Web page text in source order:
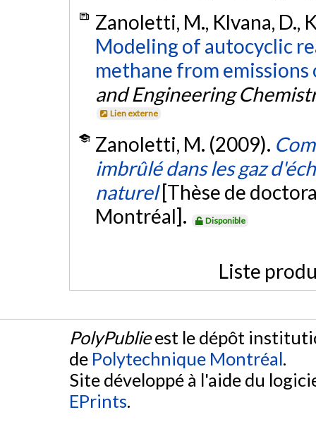
Zanoletti, M., Klvana, D.,
Modeling of autocyclic
methane from emissions
and Engineering
Lien externe
Zanoletti, M. (2009).
imbrûlé dans les gaz
naturel [Thèse de
Montréal].
Disponible
Liste
PolyPublieest le dépôt
de Polytechnique Montréal.
Site développé à l'aide du
EPrints.